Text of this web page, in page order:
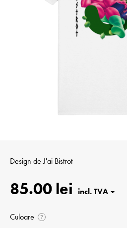
Design deJ'ai Bistrot
85.00 lei
Culoare ?